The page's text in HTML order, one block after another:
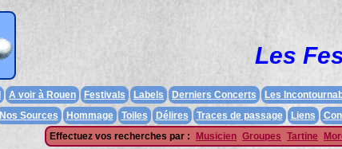
Les
A voir à Rouen Festivals Labels Derniers Concerts Les
Nos Sources Hommage Toiles Délires Traces de passage Liens
Effectuez vos recherches par :
Musicien Groupes Tartine